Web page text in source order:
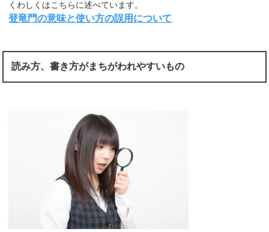
くわしくはこちらに述べています。
登竜門の意味と使い方の誤用について
読み方、書き方がまちがわれやすいもの